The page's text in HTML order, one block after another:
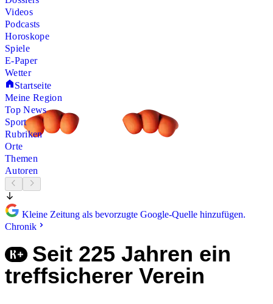
Videos
Podcasts
Horoskope
Spiele
E-Paper
Wetter
Startseite
Meine Region
Top News
Sport
Rubriken
Orte
Themen
Autoren
Kleine Zeitung als bevorzugte Google-Quelle hinzufügen.
Chronik
Seit 225 Jahren ein
treffsicherer Verein